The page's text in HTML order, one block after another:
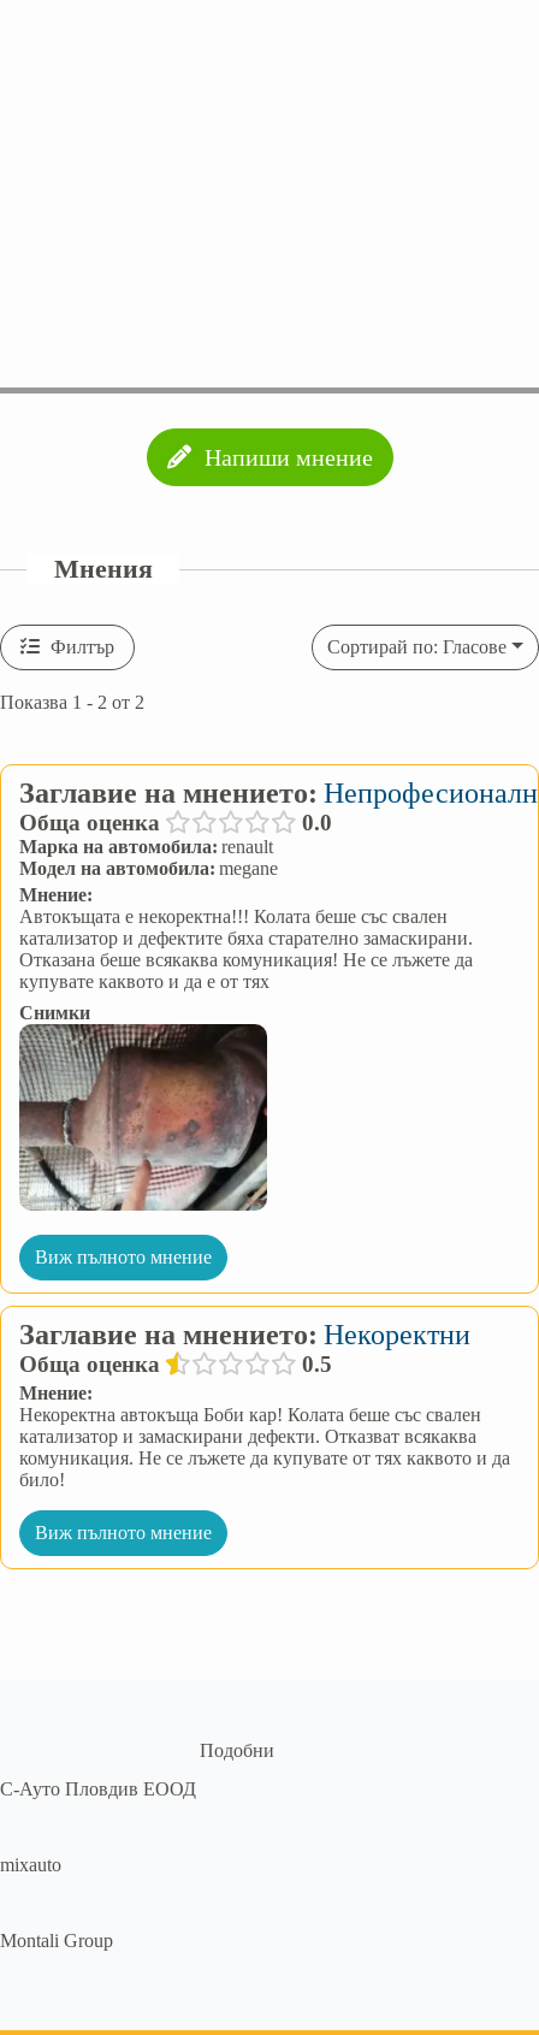
Напиши мнение
Мнения
Филтър
Показва 1 - 2 от 2
Сортирай по: Гласове
Заглавие на мнението:
Обща оценка 0.0
Марка на автомобила: renault
Модел на автомобила: megane
Мнение:
Автокъщата е некоректна!!! Колата беше със свален
катализатор и дефектите бяха старателно замаскирани.
Отказана беше всякаква комуникация! Не се лъжете да
купувате каквото и да е от тях
Снимки
Виж пълното мнение
Заглавие на мнението: Некоректни
Обща оценка 0.5
Мнение:
Некоректна автокъща Боби кар! Колата беше със свален
катализатор и замаскирани дефекти. Отказват всякаква
комуникация. Не се лъжете да купувате от тях каквото и да
било!
Виж пълното мнение
Подобни
С-Ауто Пловдив ЕООД
mixauto
Montali Group